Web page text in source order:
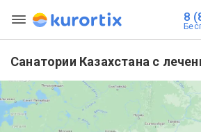
8
Санатории Казахстана с